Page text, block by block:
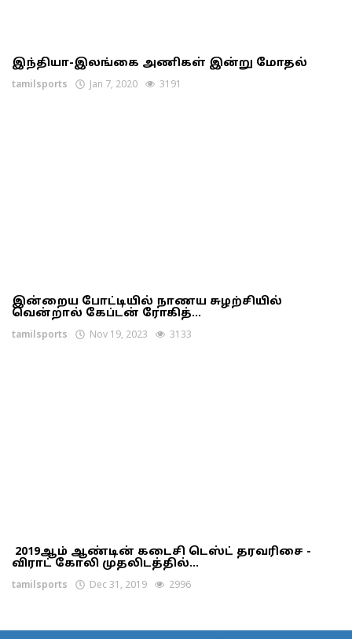
இந்தியா-இலங்கை அணிகள் இன்று மோதல்
tamilsports Jan 7, 2020 3191
இன்றைய போட்டியில் நாணய சுழற்சியில்
வென்றால் கேப்டன் ரோகித்...
tamilsports Nov 19, 2023 3133
2019ஆம் ஆண்டின் கடைசி டெஸ்ட் தரவரிசை -
விராட் கோலி முதலிடத்தில்...
tamilsports Dec 31, 2019 2996